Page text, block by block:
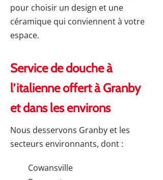
pour choisir un design et une
céramique qui conviennent à votre
espace.
Service de douche à
l’italienne offert à Granby
et dans les environs
Nous desservons Granby et les
secteurs environnants, dont :
Cowansville